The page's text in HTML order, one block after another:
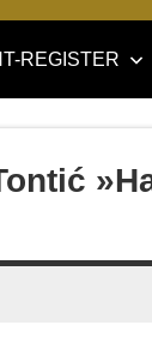
REGISTER